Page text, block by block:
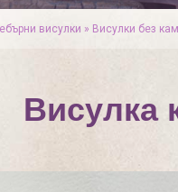
висулки » Висулки без
Висулка